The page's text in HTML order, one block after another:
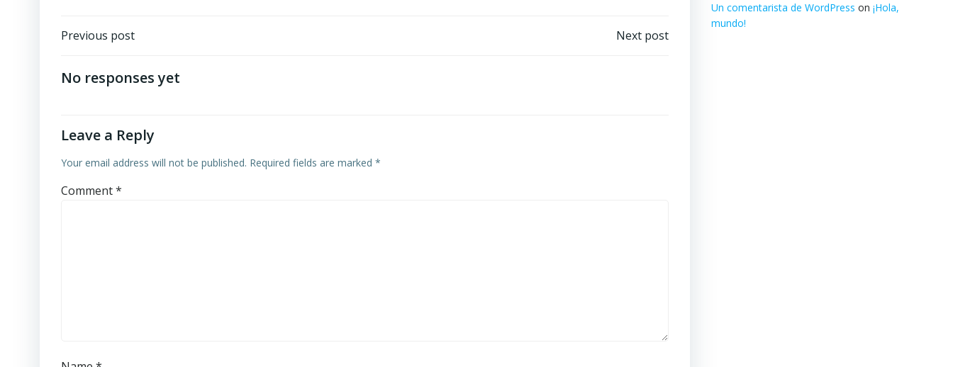
Post
navigation
Previous post Next post
No responses yet
Leave a Reply
Your email address will not be published. Required fields are marked *
Comment*
Un comentarista de WordPress on ¡Hola,
mundo!